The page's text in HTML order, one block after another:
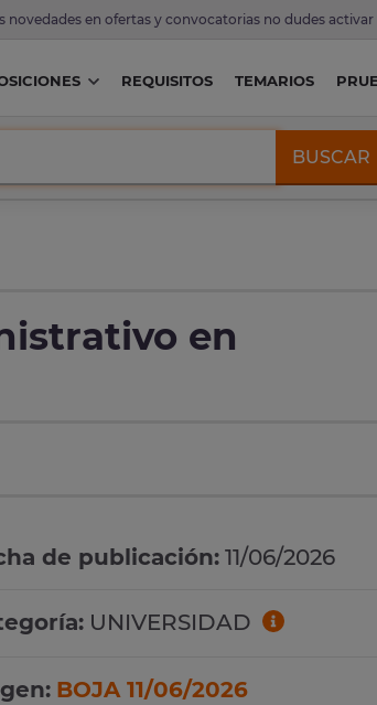
novedades en ofertas y convocatorias no dudes activar
REQUISITOS TEMARIOS
BUSCAR
en
de publicación: 11/06/2026
UNIVERSIDAD
BOJA 11/06/2026